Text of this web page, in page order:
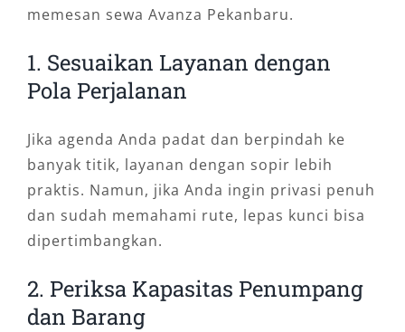
memesan sewa Avanza Pekanbaru.
1. Sesuaikan Layanan dengan
Pola Perjalanan
Jika agenda Anda padat dan berpindah ke
banyak titik, layanan dengan sopir lebih
praktis. Namun, jika Anda ingin privasi penuh
dan sudah memahami rute, lepas kunci bisa
dipertimbangkan.
2. Periksa Kapasitas Penumpang
dan Barang